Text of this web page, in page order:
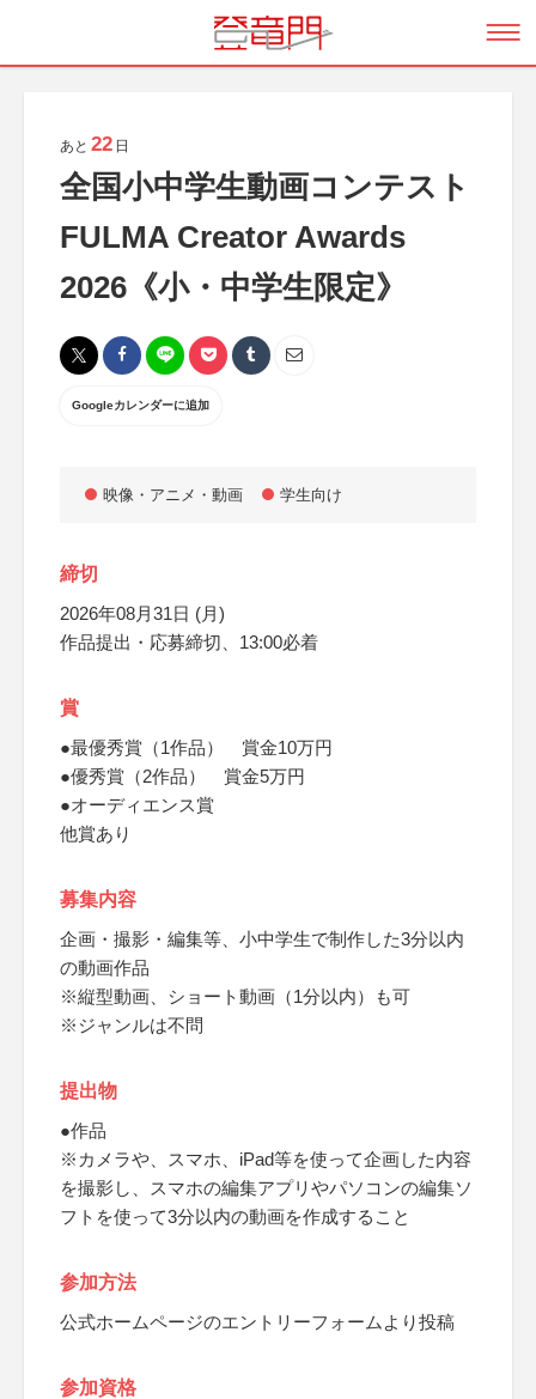
あと 22 日
全国小中学生動画コンテスト
FULMA Creator Awards
2026《小・中学生限定》
Googleカレンダーに追加
映像・アニメ・動画 学生向け
締切
2026年08月31日 (月)
作品提出・応募締切、13:00必着
賞
●最優秀賞（1作品） 賞金10万円
●優秀賞（2作品） 賞金5万円
●オーディエンス賞
他賞あり
募集内容
企画・撮影・編集等、小中学生で制作した3分以内
の動画作品
※縦型動画、ショート動画（1分以内）も可
※ジャンルは不問
提出物
●作品
※カメラや、スマホ、iPad等を使って企画した内容
を撮影し、スマホの編集アプリやパソコンの編集ソ
フトを使って3分以内の動画を作成すること
参加方法
公式ホームページのエントリーフォームより投稿
参加資格